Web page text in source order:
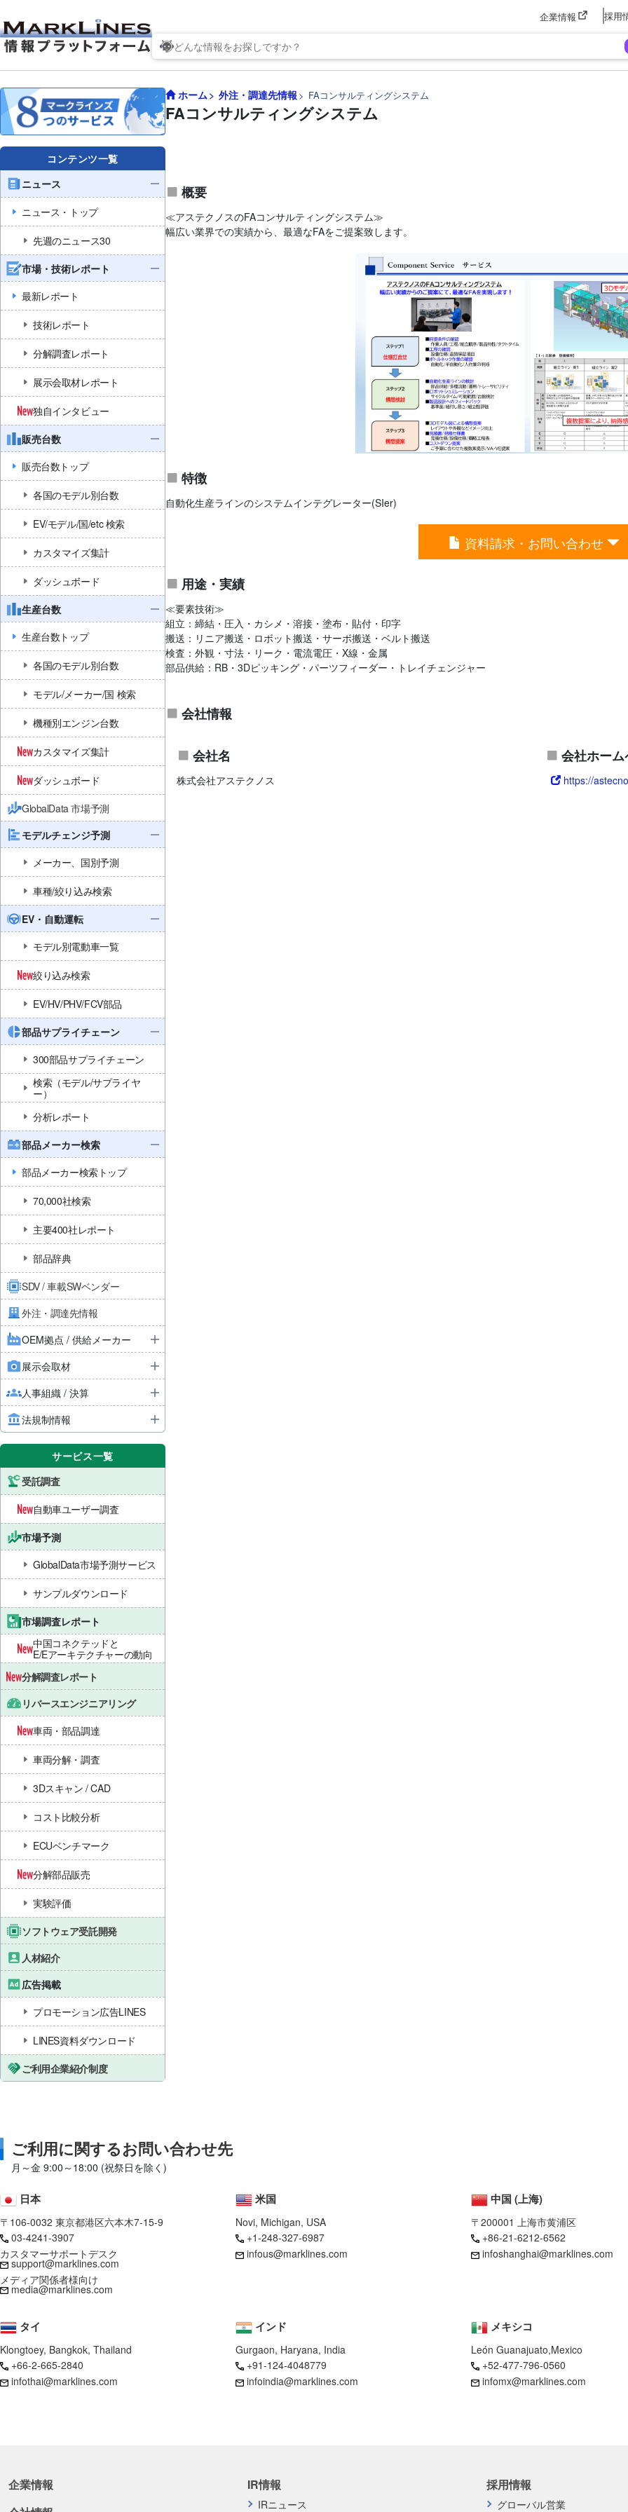
企業情報 採用
コンテンツ一覧
ニュース
ニュース・トップ
先週のニュース30
市場・技術レポート
最新レポート
技術レポート
分解調査レポート
展示会取材レポート
独自インタビュー
販売台数
販売台数トップ
各国のモデル別台数
EV/モデル/国/etc 検索
カスタマイズ集計
ダッシュボード
生産台数
生産台数トップ
各国のモデル別台数
モデル/メーカー/国 検索
機種別エンジン台数
カスタマイズ集計
ダッシュボード
GlobalData 市場予測
モデルチェンジ予測
メーカー、国別予測
車種/絞り込み検索
EV・自動運転
モデル別電動車一覧
絞り込み検索
EV/HV/PHV/FCV部品
部品サプライチェーン
300部品サプライチェーン
検索（モデル/サプライヤ
ー）
分析レポート
部品メーカー検索
部品メーカー検索トップ
70,000社検索
主要400社レポート
部品辞典
SDV / 車載SWベンダー
外注・調達先情報
OEM拠点 / 供給メーカー
展示会取材
人事組織 / 決算
法規制情報
サービス一覧
受託調査
自動車ユーザー調査
市場予測
GlobalData市場予測サービス
サンプルダウンロード
市場調査レポート
中国コネクテッドと
E/Eアーキテクチャーの動向
分解調査レポート
リバースエンジニアリング
車両・部品調達
車両分解・調査
3Dスキャン / CAD
コスト比較分析
ECUベンチマーク
分解部品販売
実験評価
ソフトウェア受託開発
人材紹介
広告掲載
プロモーション広告LINES
LINES資料ダウンロード
ご利用企業紹介制度
ホーム 外注・調達先情報 FAコンサルティングシステム
FAコンサルティングシステム
概要
≪アステクノスのFAコンサルティングシステム≫
幅広い業界での実績から、最適なFAをご提案致します。
特徴
自動化生産ラインのシステムインテグレーター(SIer)
資料請求・お問い合わせ
用途・実績
≪要素技術≫
組立：締結・圧入・カシメ・溶接・塗布・貼付・印字
搬送：リニア搬送・ロボット搬送・サーボ搬送・ベルト搬送
検査：外観・寸法・リーク・電流電圧・X線・金属
部品供給：RB・3Dピッキング・パーツフィーダー・トレイチェンジャー
会社情報
会社名
株式会社アステクノス
会社ホー
https://
ご利用に関するお問い合わせ先
月～金 9:00～18:00 (祝祭日を除く)
日本
〒106-0032 東京都港区六本木7-15-9
03-4241-3907
カスタマーサポートデスク
support@marklines.com
メディア関係者様向け
media@marklines.com
米国
Novi, Michigan, USA
+1-248-327-6987
infous@marklines.com
メキシコ
León Guanajuato,Mexico
+52-477-796-0560
infomx@marklines.com
中国 (上海)
〒200001 上海市黄浦区
+86-21-6212-6562
infoshanghai@marklines.com
タイ
Klongtoey, Bangkok, Thailand
+66-2-665-2840
infothai@marklines.com
インド
Gurgaon, Haryana, India
+91-124-4048779
infoindia@marklines.com
企業情報 採用情報
グローバル営業
IR情報
IRニュース